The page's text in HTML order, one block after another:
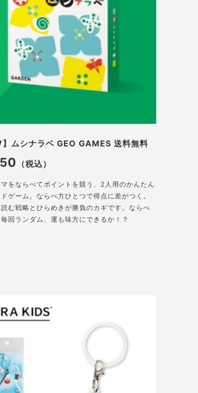
】ムシナラベ GEO GAMES 送料無料
（税込）
をならべてポイントを競う、2人用のかんたん
ゲーム。ならべ方ひとつで得点に差がつく。
む戦略とひらめきが勝負のカギです。ならべ
回ランダム、運も味方にできるか！？